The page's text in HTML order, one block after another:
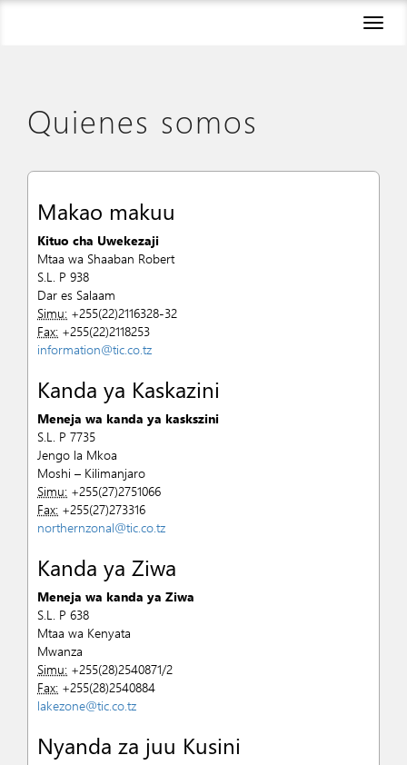
Quienes somos
Makao makuu
Kituo cha Uwekezaji
Mtaa wa Shaaban Robert
S.L. P 938
Dar es Salaam
Simu: +255(22)2116328-32
Fax: +255(22)2118253
information@tic.co.tz
Kanda ya Kaskazini
Meneja wa kanda ya kaskszini
S.L. P 7735
Jengo la Mkoa
Moshi – Kilimanjaro
Simu: +255(27)2751066
Fax: +255(27)273316
northernzonal@tic.co.tz
Kanda ya Ziwa
Meneja wa kanda ya Ziwa
S.L. P 638
Mtaa wa Kenyata
Mwanza
Simu: +255(28)2540871/2
Fax: +255(28)2540884
lakezone@tic.co.tz
Nyanda za juu Kusini